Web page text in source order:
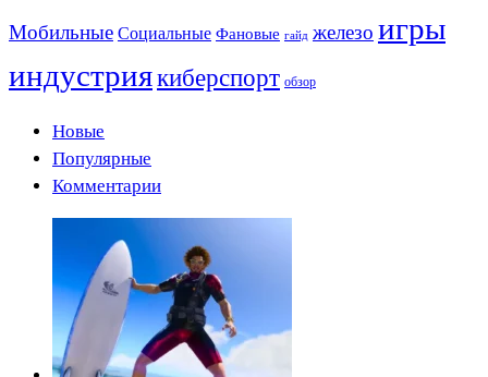
Мобильные Социальные Фановые гайд железо игры
индустриякиберспорт обзор
Новые
Популярные
Комментарии